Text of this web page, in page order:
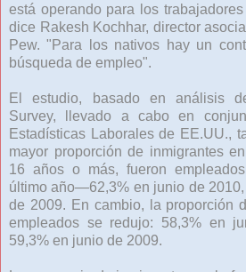
está operando para los
dice Rakesh Kochhar, director
Pew. "Para los nativos hay un
búsqueda de empleo".
El estudio, basado en análisis
Survey, llevado a cabo en
Estadísticas Laborales de EE.UU.,
mayor proporción de inmigrantes
16 años o más, fueron
último año—62,3% en junio de
de 2009. En cambio, la proporción
empleados se redujo: 58,3% en
59,3% en junio de 2009.